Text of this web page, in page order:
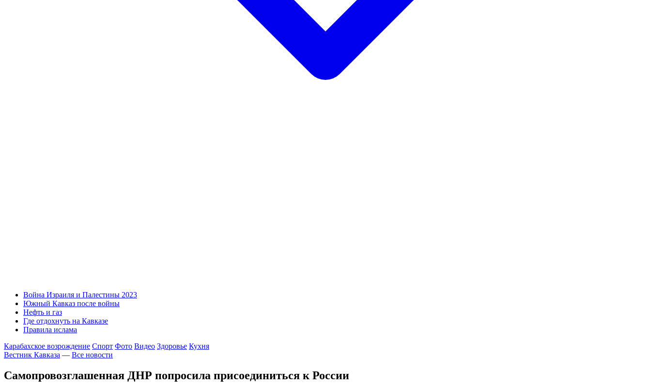
Война Израиля и Палестины 2023
Южный Кавказ после войны
Нефть и газ
Где отдохнуть на Кавказе
Правила ислама
Карабахское возрождение Спорт Фото Видео Здоровье Кухня
Вестник Кавказа — Все новости
Самопровозглашенная ДНР попросила присоединиться к России